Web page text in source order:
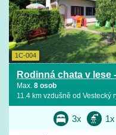
1C-004
Rodinná chata v lese
Max. 8 osob
11.4 km vzdušně od Vestecký
3x 1x